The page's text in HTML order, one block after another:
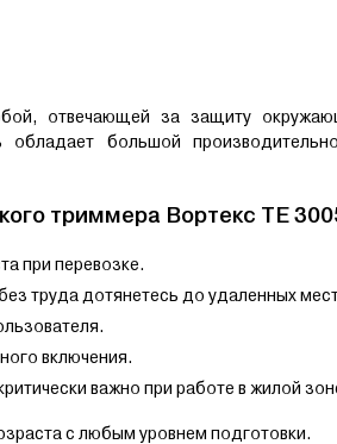
отвечающей за защиту
обладает большой
триммера Вортекс TE
при перевозке.
труда дотянетесь до удаленных
включения.
важно при работе в жилой
с любым уровнем подготовки.